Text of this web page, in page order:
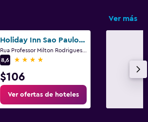
Ver más
Holiday Inn Sao Paulo Parque Anhembi By IHG
8,6
4 estrellas
$106
Ver ofertas de hoteles